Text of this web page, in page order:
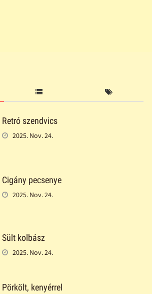
Retró szendvics
2025. Nov. 24.
Cigány pecsenye
2025. Nov. 24.
Sült kolbász
2025. Nov. 24.
Pörkölt, kenyérrel